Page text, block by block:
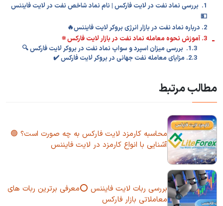
1. بررسی نماد نفت در لایت فارکس | نام نماد شاخص نفت در لایت فایننس
💵
2. درباره نماد نفت در بازار انرژی بروکر لایت فایننس🔥
3. آموزش نحوه معامله نماد نفت در بازار لایت فارکس🔅 -
1.3. بررسی میزان اسپرد و سواپ نماد نفت در بروکر لایت فارکس 🔍
2.3. مزایای معامله نفت جهانی در بروکر لایت فارکس ✔️
مطالب مرتبط
محاسبه کارمزد لایت فارکس به چه صورت است؟ 🟢
آشنایی با انواع کارمزد در لایت فایننس
بررسی ربات لایت فایننس ⭕معرفی برترین ربات های
معاملاتی بازار فارکس